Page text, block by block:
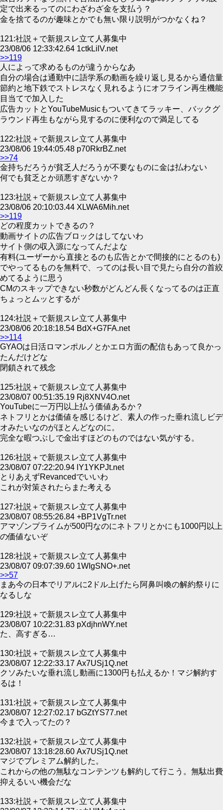
定で出来るってのにわざわざ金を支払う？
金を捨てるのが趣味とかでも無い限り説明がつかなくね？
121:社説＋で新規スレ立て人募集中
23/08/06 12:33:42.64 1ctkLilV.net
>>119
人によって求めるものが違うからなあ
自分の場合は通勤中に語学系の動画を繰り返し見るから通信量
節約と地下鉄でストレスなく見れるようにオフライン再生機能
目当てで加入した
広告カットとYouTubeMusicもついてきてラッキー、バックグ
ラウンド再生もながら見するのに便利なので満足してる
122:社説＋で新規スレ立て人募集中
23/08/06 19:44:05.48 p70RkrBZ.net
>>74
金持ちだろうが貧乏人だろうが不要なものに金は払わない
何でも貧乏とか頭悪すぎないか？
123:社説＋で新規スレ立て人募集中
23/08/06 20:10:03.44 XLWA6Mih.net
>>119
どの程度カットできるの？
動画サイトの広告ブロックはしてないわ
サイト側の収入源になってんだよな
有料(ユーザーから直接とるのも広告とかで間接的にとるのも)
でやってるものを無料で、ってのは長い目で見たら自分の首絞
めてるように思う
CMのスキップできない秒数がどんどん長くなってるのは正直
ちょっとムッとするが
124:社説＋で新規スレ立て人募集中
23/08/06 20:18:18.54 BdX+G7FA.net
>>114
GYAOは日活ロマンポルノとかエロ方面の配信もあって良かっ
たんだけどな
閉鎖されて残念
125:社説＋で新規スレ立て人募集中
23/08/07 00:51:35.19 Rj8XNV4O.net
YouTubeに一万円以上払う価値あるか？
ネトフリとかは価値を感じるけど、素人の作った垂れ流しビデ
オみたいなのがほとんどなのに。
完全な暇つぶしで金出すほどのものではない気がする。
126:社説＋で新規スレ立て人募集中
23/08/07 07:22:20.94 lY1YKPJt.net
とりあえずRevancedでいいわ
これが対策されたらまた考える
127:社説＋で新規スレ立て人募集中
23/08/07 08:55:26.84 +BP1VgTr.net
アマゾンプライムが500円なのにネトフリとかにも1000円以上
の価値ないぞ
128:社説＋で新規スレ立て人募集中
23/08/07 09:07:39.60 1WIgSNO+.net
>>57
まあ今の日本でリアルに2ドル上げたら阿鼻叫喚の解約祭りに
なるしな
129:社説＋で新規スレ立て人募集中
23/08/07 10:22:31.83 pXdjhnWY.net
た、高すぎる…
130:社説＋で新規スレ立て人募集中
23/08/07 12:22:33.17 Ax7USj1Q.net
クソみたいな垂れ流し動画に1300円も払えるか！マジ解約す
るは！
131:社説＋で新規スレ立て人募集中
23/08/07 12:27:02.17 bGZtYS77.net
今まで入ってたの？
132:社説＋で新規スレ立て人募集中
23/08/07 13:18:28.60 Ax7USj1Q.net
マジでプレミアム解約した。
これからの他の無駄なコンテンツも解約して行こう。無駄出費
抑えるいい機会だな
133:社説＋で新規スレ立て人募集中